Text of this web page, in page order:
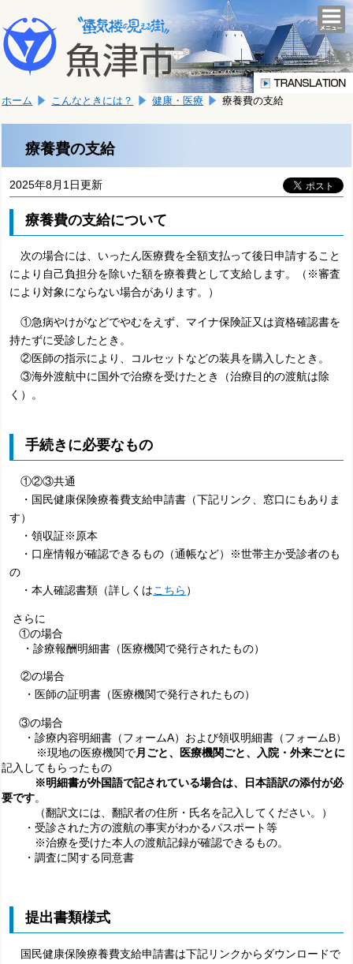
文
へ
移
ま
す。
こ
か
文
ホーム こんなときには？ 健康・医療 療養費の支給
療養費の支給
2025年8月1日更新
療養費の支給について
次の場合には、いったん医療費を全額支払って後日申請すること
により自己負担分を除いた額を療養費として支給します。（※審査
により対象にならない場合があります。）
①急病やけがなどでやむをえず、マイナ保険証又は資格確認書を
持たずに受診したとき。
②医師の指示により、コルセットなどの装具を購入したとき。
③海外渡航中に国外で治療を受けたとき（治療目的の渡航は除
く）。
手続きに必要なもの
①②③共通
・ 国民健康保険療養費支給申請書（下記リンク、窓口にもありま
す）
・領収証※原本
・口座情報が確認できるもの（通帳など）※世帯主か受診者のも
の
・本人確認書類（詳しくはこちら ）
さらに
①の場合
・診療報酬明細書（医療機関で発行されたもの）
②の場合
・医師の証明書（医療機関で発行されたもの）
③の場合
・診療内容明細書（フォームA）および領収明細書（フォームB）
※現地の医療機関で月ごと、医療機関ごと、入院・外来ごとに
記入してもらったもの
※明細書が外国語で記されている場合は、日本語訳の添付が必
要です。
（翻訳文には、翻訳者の住所・氏名を記入してください。）
・受診された方の渡航の事実がわかるパスポート等
※治療を受けた本人の渡航記録が確認できるもの。
・調査に関する同意書
提出書類様式
国民健康保険療養費支給申請書は下記リンクからダウンロードで